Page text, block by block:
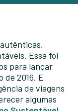
Essa foi
para lançar
de 2016. E
de viagens
algumas